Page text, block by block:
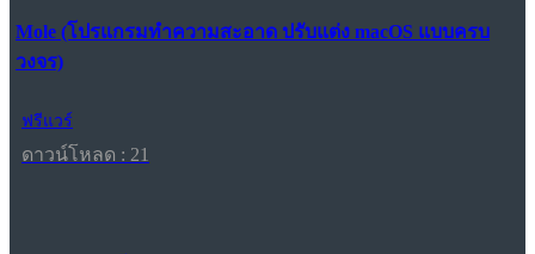
Mole (โปรแกรมทำความสะอาด ปรับแต่ง macOS แบบครบ
วงจร)
ฟรีแวร์
ดาวน์โหลด : 21